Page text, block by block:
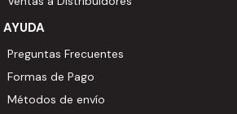
AYUDA
Preguntas Frecuentes
Formas de Pago
Métodos de envío